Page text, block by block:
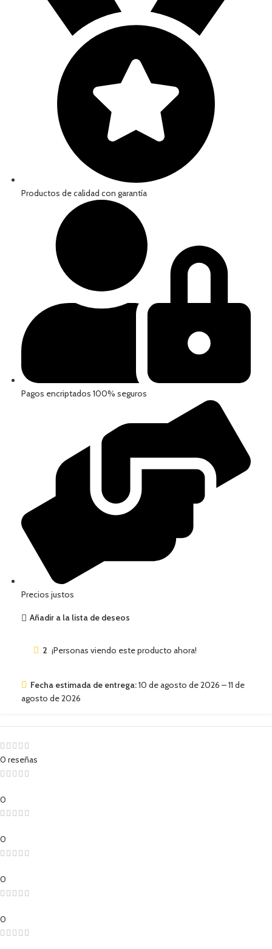
Productos de calidad con garantía
Pagos encriptados 100% seguros
Precios justos
Añadir a la lista de deseos
2 ¡Personas viendo este producto ahora!
Fecha estimada de entrega:10 de agosto de 2026 – 11 de
agosto de 2026
0 reseñas
0
0
0
0